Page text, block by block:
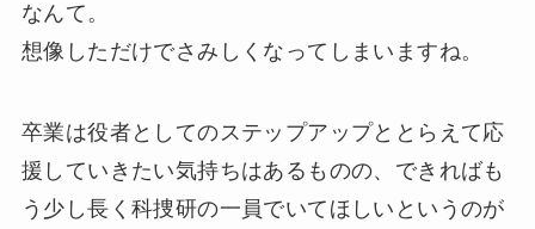
なんて。
想像しただけでさみしくなってしまいますね。
卒業は役者としてのステップアップととらえて応
援していきたい気持ちはあるものの、できればも
う少し長く科捜研の一員でいてほしいというのが